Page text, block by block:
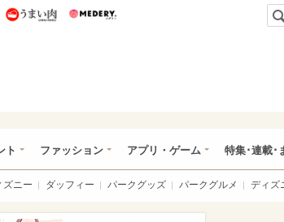
うまいパン うまい肉
ト ファッション アプリ・ゲーム 特集･連載･
ズニー ダッフィー パークグッズ パークグルメ ディズ